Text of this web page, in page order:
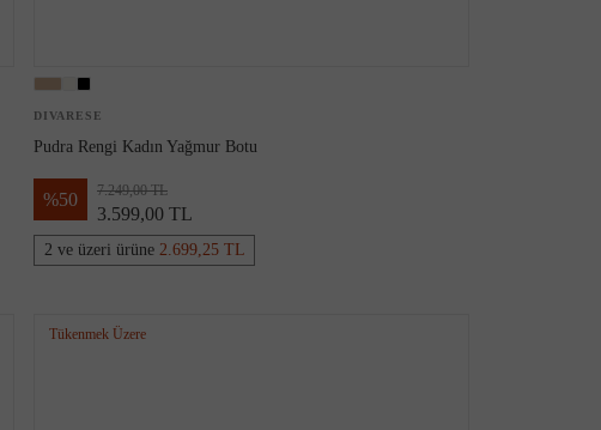
DIVARESE
Pudra Rengi Kadın Yağmur Botu
%50 7.249,00 TL
3.599,00 TL
2 ve üzeri ürüne 2.699,25 TL
Tükenmek Üzere